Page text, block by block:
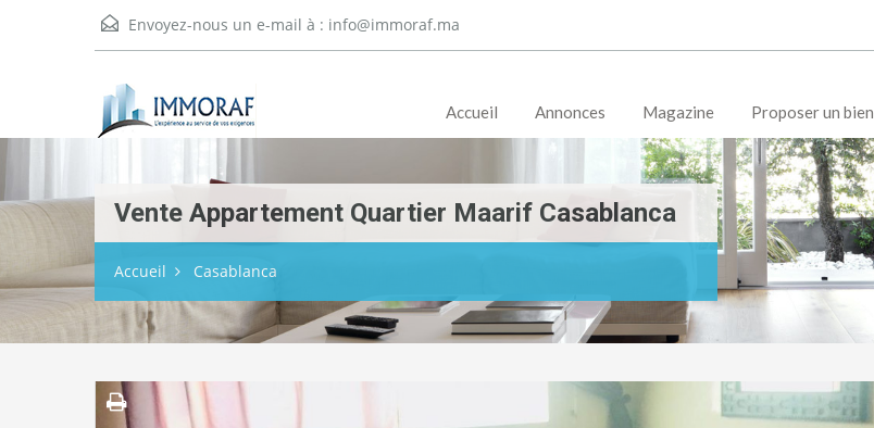
Envoyez-nous un e-mail à : info@immoraf.ma
Accueil Annonces Magazine Proposer un bien
Vente Appartement Quartier Maarif Casablanca
Accueil Casablanca